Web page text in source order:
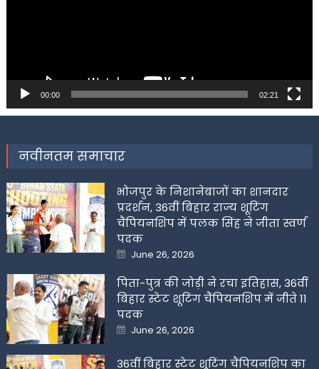
00:00 02:21
नवीनतम समाचार
भोजपुर के निशानेबाजों का शानदार
प्रदर्शन, 36वीं बिहार राज्य शूटिंग
चैंपियनशिप में पलक सिंह ने जीता स्वर्ण
पदक
Posted
on
June 26, 2026
पिता-पुत्र की जोड़ी ने रचा इतिहास, 36वीं
बिहार स्टेट शूटिंग चैंपियनशिप में जीते 11
पदक
Posted
on
June 26, 2026
36वीं बिहार स्टेट शूटिंग चैंपियनशिप का